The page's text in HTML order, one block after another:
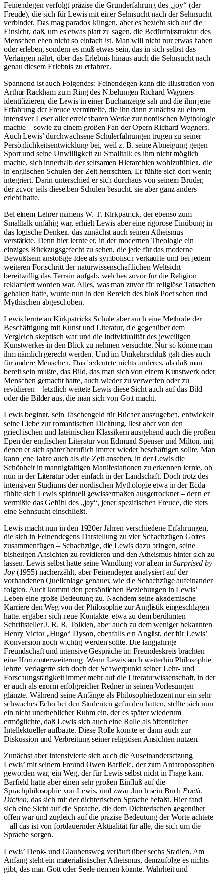
Feinendegen verfolgt präzise die Grunderfahrung des „joy“ (der
Freude), die sich für Lewis mit einer Sehnsucht nach der Sehnsucht
verbindet. Das mag paradox klingen, aber es bezieht sich auf die
Einsicht, daß, um es etwas platt zu sagen, die Bedürfnisstruktur des
Menschen eben nicht so einfach ist. Man will nicht nur etwas haben
oder erleben, sondern es muß etwas sein, das in sich selbst das
Verlangen nährt, über das Erlebnis hinaus auch die Sehnsucht nach
genau diesem Erlebnis zu erfahren.
Spannend ist auch Folgendes: Feinendegen kann die Illustration von
Arthur Rackham zum Ring des Nibelungen Richard Wagners
identifizieren, die Lewis in einer Buchanzeige sah und die ihm jene
Erfahrung der Freude vermittelte, die ihn dann zunächst zu einem
intensiver Leser aller erreichbaren Werke zur nordischen Mythologie
machte – sowie zu einem großen Fan der Opern Richard Wagners.
Auch Lewis’ durchwachsene Schulerfahrungen trugen zu seiner
Persönlichkeitsentwicklung bei, weil z. B. seine Abneigung gegen
Sport und seine Unwilligkeit zu Smalltalk es ihm nicht möglich
machte, sich innerhalb der seltsamen Hierarchien wohlzufühlen, die
in englischen Schulen der Zeit herrschten. Er fühlte sich dort wenig
integriert. Darin unterschied er sich durchaus von seinem Bruder,
der zuvor teils dieselben Schulen besucht, sie aber ganz anders
erlebt hatte.
Bei einem Lehrer namens W. T. Kirkpatrick, der ebenso zum
Smalltalk unfähig war, erhielt Lewis aber eine rigorose Einübung in
das logische Denken, das zunächst auch seinen Atheismus
verstärkte. Denn hier lernte er, in der modernen Theologie ein
einziges Rückzugsgefecht zu sehen, die jede für das moderne
Bewußtsein anstößige Idee als symbolisch verkaufte und bei jedem
weiteren Fortschritt der naturwissenschaftlichen Weltsicht
bereitwillig das Terrain aufgab, welches zuvor für die Religion
reklamiert worden war. Alles, was man zuvor für religiöse Tatsachen
gehalten hatte, wurde nun in den Bereich des bloß Poetischen und
Mythischen abgeschoben.
Lewis lernte an Kirkpatricks Schule aber auch eine Methode der
Beschäftigung mit Kunst und Literatur, die gegenüber dem
Vergleich skeptisch war und die Individualität des jeweiligen
Kunstwerkes in den Blick zu nehmen versuchte. Nur so könne man
ihm nämlich gerecht werden. Und im Umkehrschluß galt dies auch
für andere Menschen. Das bedeutete nichts anderes, als daß man
bereit sein mußte, das Bild, das man sich von einem Kunstwerk oder
Menschen gemacht hatte, auch wieder zu verwerfen oder zu
revidieren – letztlich weitete Lewis diese Sicht auch auf das Bild
oder die Bilder aus, die man sich von Gott macht.
Lewis beginnt, sein Taschengeld für Bücher auszugeben, entwickelt
seine Liebe zur romantischen Dichtung, liest aber von den
griechischen und lateinischen Klassikern ausgehend auch die großen
Epen der englischen Literatur von Edmund Spenser und Milton, mit
denen er sich später beruflich immer wieder beschäftigen sollte. Man
kann jene Jahre auch als die Zeit ansehen, in der Lewis die
Schönheit in mannigfaltigen Manifestationen zu erkennen lernte, ob
nun in der Literatur oder einfach in der Landschaft. Doch trotz des
intensiven Studiums der nordischen Mythologie etwa in der Edda
fühlte sich Lewis spirituell gewissermaßen ausgetrocknet – denn er
vermißte das Gefühl des „joy“, jener spezifischen Freude, die stets
eine Sehnsucht einschließt.
Lewis macht nun in den 1920er Jahren verschiedene Erfahrungen,
die sich in Feinendegens Darstellung zu vier Schachzügen Gottes
zusammenfügen – Schachzüge, die Lewis dazu bringen, seine
bisherigen Ansichten zu revidieren und den Atheismus hinter sich zu
lassen. Lewis selbst hatte seine Wandlung vor allem in Surprised by
Joy (1955) nacherzählt, aber Feinendegen analysiert auf der
vorhandenen Quellenlage genauer, wie die Schachzüge aufeinander
folgten. Auch kommt den persönlichen Beziehungen in Lewis’
Leben eine große Bedeutung zu. Nachdem seine akademische
Karriere den Weg von der Philosophie zur Anglistik eingeschlagen
hatte, ergaben sich neue Kontakte, etwa zu dem berühmten
Schriftsteller J. R. R. Tolkien, aber auch zu dem weniger bekannten
Henry Victor „Hugo“ Dyson, ebenfalls ein Anglist, der für Lewis’
Konversion noch wichtig werden sollte. Die langjährige
Freundschaft und intensive Gespräche im Freundeskreis brachten
eine Horizonterweiterung. Wenn Lewis auch weiterhin Philosophie
lehrte, verlagerte sich doch der Schwerpunkt seiner Lehr- und
Forschungstätigkeit immer mehr auf die Literaturwissenschaft, in der
er auch als enorm erfolgreicher Redner in seinen Vorlesungen
glänzte. Während seine Anfänge als Philosophiedozent nur ein sehr
schwaches Echo bei den Studenten gefunden hatten, stellte sich nun
ein nicht unerheblicher Ruhm ein, der es später wiederum
ermöglichte, daß Lewis sich auch eine Rolle als öffentlicher
Intellektueller aufbaute. Diese Rolle konnte er dann auch zur
Diskussion und Verbreitung seiner religiösen Ansichten nutzen.
Zunächst aber intensivierte sich auch die Auseinandersetzung
Lewis’ mit seinem Freund Owen Barfield, der zum Anthroposophen
geworden war, ein Weg, der für Lewis selbst nicht in Frage kam.
Barfield hatte aber einen sehr großen Einfluß auf die
Sprachphilosophie von Lewis, und zwar durch sein Buch Poetic
Diction, das sich mit der dichterischen Sprache befaßt. Hier fand
sich eine Sicht auf die Sprache, die dem Dichterischen gegenüber
offen war und zugleich auf die präzise Bedeutung der Worte achtete
– all das ist von fortdauernder Aktualität für alle, die sich um die
Sprache sorgen.
Lewis’ Denk- und Glaubensweg verläuft über sechs Stadien. Am
Anfang steht ein materialistischer Atheismus, demzufolge es nichts
gibt, das man Gott oder Seele nennen könnte. Wahrheit und